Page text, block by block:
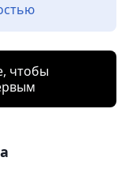
чтобы